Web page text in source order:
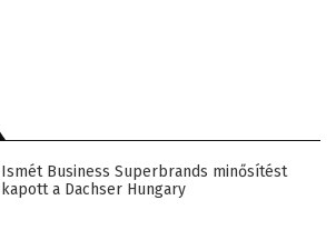
Ismét Business Superbrands minősítést
kapott a Dachser Hungary